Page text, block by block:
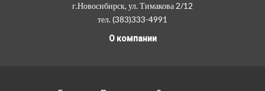
г.Новосибирск, ул. Тимакова 2/12
тел. (383)333-4991
О компании